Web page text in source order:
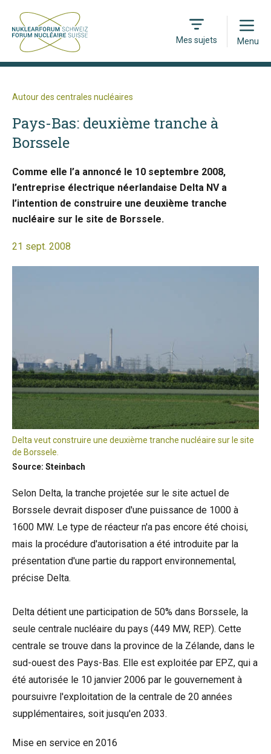
Mes sujets
Open
Menu
Autour des centrales nucléaires
Pays-Bas: deuxième tranche à
Borssele
Comme elle l’a annoncé le 10 septembre 2008,
l’entreprise électrique néerlandaise Delta NV a
l’intention de construire une deuxième tranche
nucléaire sur le site de Borssele.
21 sept. 2008
Delta veut construire une deuxième tranche nucléaire sur le site
de Borssele.
Source: Steinbach
Selon Delta, la tranche projetée sur le site actuel de
Borssele devrait disposer d'une puissance de 1000 à
1600 MW. Le type de réacteur n'a pas encore été choisi,
mais la procédure d'autorisation a été introduite par la
présentation d'une partie du rapport environnemental,
précise Delta.
Delta détient une participation de 50% dans Borssele, la
seule centrale nucléaire du pays (449 MW, REP). Cette
centrale se trouve dans la province de la Zélande, dans le
sud-ouest des Pays-Bas. Elle est exploitée par EPZ, qui a
été autorisée le 10 janvier 2006 par le gouvernement à
poursuivre l'exploitation de la centrale de 20 années
supplémentaires, soit jusqu'en 2033.
Mise en service en 2016